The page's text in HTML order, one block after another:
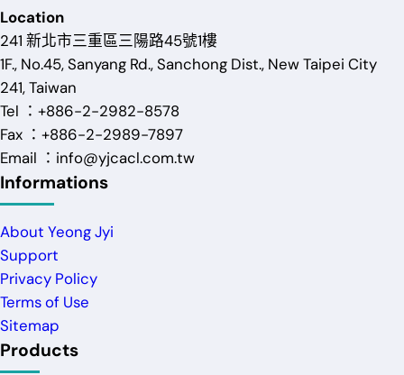
Location
241 新北市三重區三陽路45號1樓
1F., No.45, Sanyang Rd., Sanchong Dist., New Taipei City
241, Taiwan
Tel ：+886-2-2982-8578
Fax ：+886-2-2989-7897
Email ：info@yjcacl.com.tw
Informations
About Yeong Jyi
Support
Privacy Policy
Terms of Use
Sitemap
Products